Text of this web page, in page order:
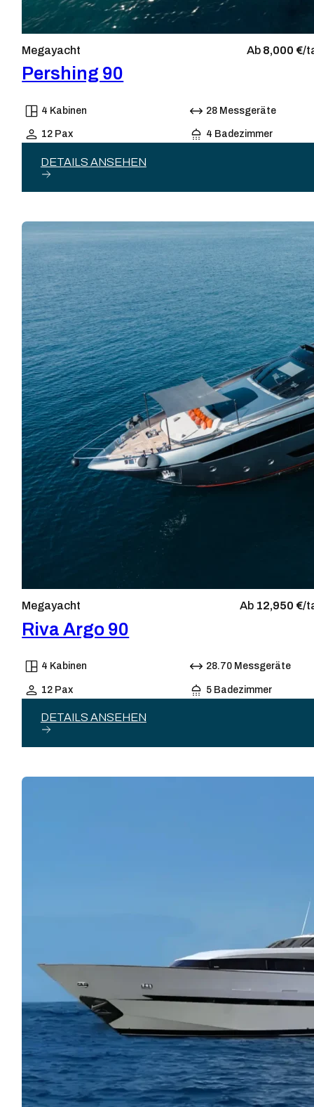
Megayacht Ab 8,000 €/
Pershing 90
4 Kabinen 28 Messgeräte
12 Pax 4 Badezimmer
DETAILS ANSEHEN
Megayacht Ab 12,950 €/
Riva Argo 90
4 Kabinen 28.70 Messgeräte
12 Pax 5 Badezimmer
DETAILS ANSEHEN